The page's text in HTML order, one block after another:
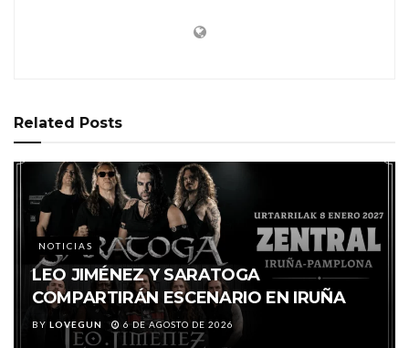
Related Posts
NOTICIAS
LEO JIMÉNEZ Y SARATOGA
COMPARTIRÁN ESCENARIO EN IRUÑA
BY LOVEGUN 6 DE AGOSTO DE 2026